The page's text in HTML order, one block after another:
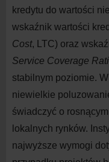
kredytu do wartości
wskaźnik wartości
Cost, LTC) oraz
Service Coverage
stabilnym poziomie. W
niewielkie
świadczyć o
lokalnych rynków.
najwyższe wymogi